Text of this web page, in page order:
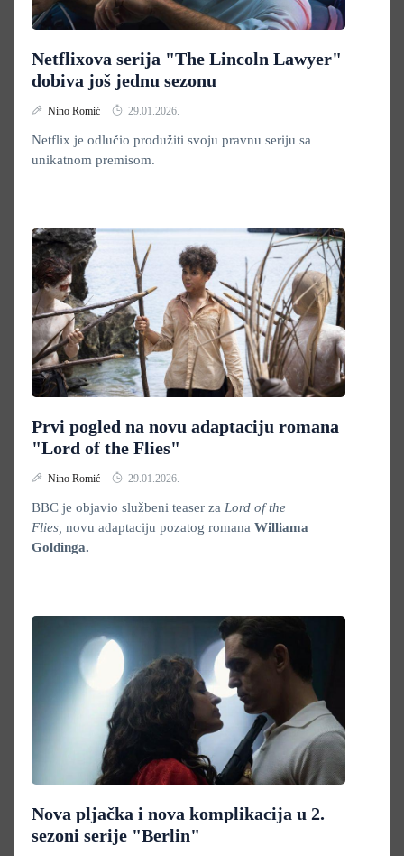
Netflixova serija "The Lincoln Lawyer"
dobiva još jednu sezonu
Nino Romić 29.01.2026.
Netflix je odlučio produžiti svoju pravnu seriju sa
unikatnom premisom.
Prvi pogled na novu adaptaciju romana
"Lord of the Flies"
Nino Romić 29.01.2026.
BBC je objavio službeni teaser za Lord of the
Flies, novu adaptaciju pozatog romana Williama
Goldinga.
Nova pljačka i nova komplikacija u 2.
sezoni serije "Berlin"